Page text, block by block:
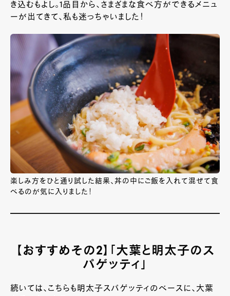
き込むもよし。1品目から、さまざまな食べ方ができるメニュ
ーが出てきて、私も迷っちゃいました！
楽しみ方をひと通り試した結果、丼の中にご飯を入れて混ぜて食
べるのが気に入りました！
【おすすめその2】「大葉と明太子のス
パゲッティ」
続いては、こちらも明太子スパゲッティのベースに、大葉